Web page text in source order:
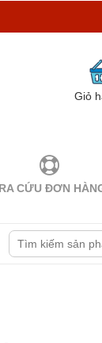
Giỏ
CỨU ĐƠN